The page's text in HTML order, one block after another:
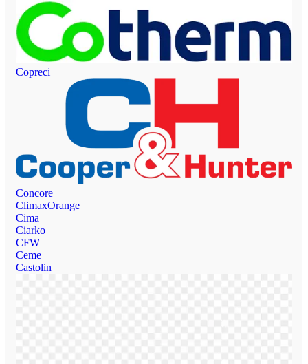
Copreci
Concore
ClimaxOrange
Cima
Ciarko
CFW
Ceme
Castolin